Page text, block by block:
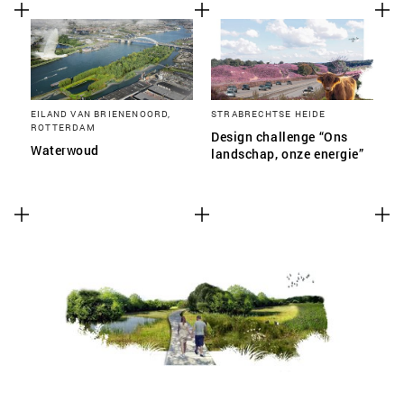
EILAND VAN BRIENENOORD,
ROTTERDAM
Waterwoud
STRABRECHTSE HEIDE
Design challenge “Ons
landschap, onze energie”